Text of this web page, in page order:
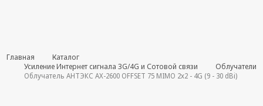
Комплекты
августа
Главная
Каталог
Усиление Интернет сигнала 3G/4G и Сотовой связи
Облучатели
Облучатель АНТЭКС AX-2600 OFFSET 75 MIMO 2x2 - 4G (9 - 30 dBi)